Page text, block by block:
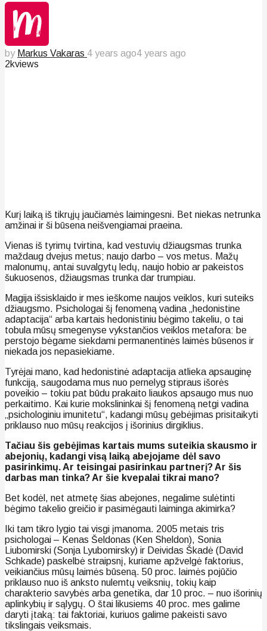
by Markus Vakaras 4 years ago4 years ago
2kviews
Kurį laiką iš tikrųjų jaučiamės laimingesni. Bet niekas netrunka
amžinai ir ši būsena neišvengiamai praeina.
Vienas iš tyrimų tvirtina, kad vestuvių džiaugsmas trunka
maždaug dvejus metus; naujo darbo – vos metus. Mažų
malonumų, antai suvalgytų ledų, naujo hobio ar pakeistos
šukuosenos, džiaugsmas trunka dar trumpiau.
Magija išsisklaido ir mes ieškome naujos veiklos, kuri suteiks
džiaugsmo. Psichologai šį fenomeną vadina „hedonistine
adaptacija“ arba kartais hedonistiniu bėgimo takeliu, o tai
tobula mūsų smegenyse vykstančios veiklos metafora: be
perstojo bėgame siekdami permanentinės laimės būsenos ir
niekada jos nepasiekiame.
Tyrėjai mano, kad hedonistinė adaptacija atlieka apsauginę
funkciją, saugodama mus nuo pernelyg stipraus išorės
poveikio – tokiu pat būdu prakaito liaukos apsaugo mus nuo
perkaitimo. Kai kurie mokslininkai šį fenomeną netgi vadina
„psichologiniu imunitetu“, kadangi mūsų gebėjimas prisitaikyti
priklauso nuo mūsų reakcijos į išorinius dirgiklius.
Tačiau šis gebėjimas kartais mums suteikia skausmo ir
abejonių, kadangi visą laiką abejojame dėl savo
pasirinkimų. Ar teisingai pasirinkau partnerį? Ar šis
darbas man tinka? Ar šie kvepalai tikrai mano?
Bet kodėl, net atmetę šias abejones, negalime sulėtinti
bėgimo takelio greičio ir pasimėgauti laiminga akimirka?
Iki tam tikro lygio tai visgi įmanoma. 2005 metais tris
psichologai – Kenas Šeldonas (Ken Sheldon), Sonia
Liubomirski (Sonja Lyubomirsky) ir Deividas Škadė (David
Schkade) paskelbė straipsnį, kuriame apžvelgė faktorius,
veikiančius mūsų laimės būseną. 50 proc. laimės pojūčio
priklauso nuo iš anksto nulemtų veiksnių, tokių kaip
charakterio savybės arba genetika, dar 10 proc. – nuo išorinių
aplinkybių ir sąlygų. O štai likusiems 40 proc. mes galime
daryti įtaką: tai faktoriai, kuriuos galime pakeisti savo
tikslingais veiksmais.